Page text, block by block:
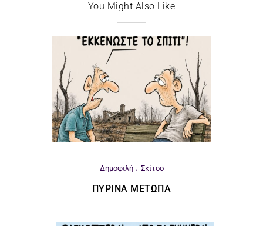
You Might Also Like
Δημοφιλή Σκίτσο
ΠΎΡΙΝΑ ΜΈΤΩΠΑ